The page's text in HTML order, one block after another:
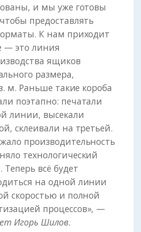
и мы уже готовы
предоставлять
К нам приходит
— это линия
ящиков
размера,
м. Раньше такие короба
поэтапно: печатали
линии, высекали
склеивали на третьей.
производительность
технологический
Теперь всё будет
на одной линии
скоростью и полной
процессов», —
Игорь Шилов.